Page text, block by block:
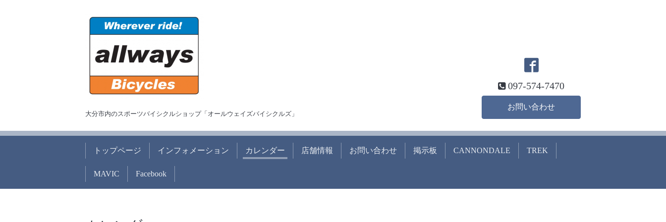
大分市内のスポーツバイシクルショップ「オールウェイズバイシクルズ」
097-574-7470
お問い合わせ
トップページ インフォメーション カレンダー 店舗情報 お問い合わせ 掲示板 CANNONDALE TREK
MAVIC Facebook